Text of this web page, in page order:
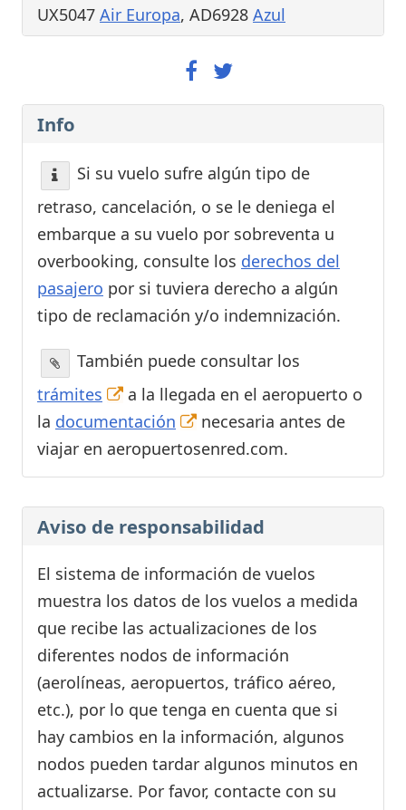
UX5047 Air Europa, AD6928 Azul
Info
Si su vuelo sufre algún tipo de
retraso, cancelación, o se le deniega el
embarque a su vuelo por sobreventa u
overbooking, consulte los derechos del
pasajero por si tuviera derecho a algún
tipo de reclamación y/o indemnización.
También puede consultar los
trámites
a la llegada en el aeropuerto o
la documentación
necesaria antes de
viajar en aeropuertosenred.com.
Aviso de responsabilidad
El sistema de información de vuelos
muestra los datos de los vuelos a medida
que recibe las actualizaciones de los
diferentes nodos de información
(aerolíneas, aeropuertos, tráfico aéreo,
etc.), por lo que tenga en cuenta que si
hay cambios en la información, algunos
nodos pueden tardar algunos minutos en
actualizarse. Por favor, contacte con su